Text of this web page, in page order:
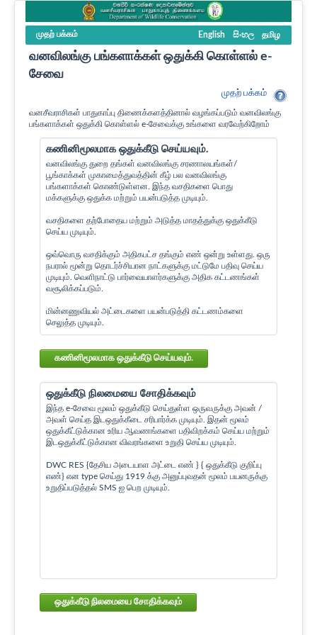
முதற் பக்கம் English සිංහල தமிழ
வனவிலங்கு பங்களாக்கள் ஒதுக்கி கொள்ளல் e-
சேவை
முதற் பக்கம்
வனசீவராசிகள் பாதுகாப்பு திணைக்களத்தினால் வழங்கப்படும் வனவிலங்கு
பங்களாக்கள் ஒதுக்கி கொள்ளல் e-சேவைக்கு உங்களை வரவேற்கிறோம்
கணினிமூலமாக ஒதுக்கீடு செய்யவும்.
வனவிலங்கு துறை தங்கள் வனவிலங்கு சரணாலயங்கள்/
பூங்காக்கள் முகாமைத்துவத்தின் கீழ் பல வனவிலங்கு
பங்களாக்கள் கொண்டுள்ளன. இந்த வசதிகளை பொது
மக்களுக்கு ஒதுக்க மற்றும் பயன்படுத்த முடியும்.
வசதிகளை தற்போதைய மற்றும் அடுத்த மாதத்துக்கு ஒதுக்கீடு
செய்ய முடியும்.
ஒவ்வொரு வசதிக்கும் அதிகபட்ச தங்கும் எண் ஒன்று உள்ளது. ஒரு
நபரால் மூன்று தொடர்ச்சியான நாட்களுக்கு மட்டுமே பதிவு செய்ய
முடியும். வெளிநாட்டு பார்வையாளர்களுக்கு அதிக கட்டணங்கள்
வசூலிக்கப்படும்.
மின்னணுவியல் அட்டைகளை பயன்படுத்தி கட்டணம்களை
செலுத்த முடியும்.
கணினிமூலமாக ஒதுக்கீடு செய்யவும்.
ஒதுக்கீடு நிலமையை சோதிக்கவும்
இந்த e-சேவை மூலம் ஒதுக்கீடு செய்துள்ள ஒருவருக்கு அவன் /
அவள் செய்த இடஒதுக்கீடை சரிபார்க்க முடியும். இதன் மூலம்
ஒதுக்கீட்டுக்கான உரிய ஆவணங்களை பதிவிறக்கம் செய்ய மற்றும்
இடஒதுக்கீட்டுக்கான விவரங்களை உறுதி செய்ய முடியும்.
DWC RES {தேசிய அடையாள அட்டை எண் } { ஒதுக்கீடு குறிப்பு
எண்} என type செய்து 1919 க்கு அனுப்புவதன் மூலம் பயனருக்கு
உறுதிப்படுத்தல் SMS ஐ பெற முடியும்.
ஒதுக்கீடு நிலமையை சோதிக்கவும்